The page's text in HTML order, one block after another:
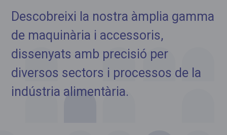
Descobreixi la nostra àmplia gamma
de maquinària i accessoris,
dissenyats amb precisió per
diversos sectors i processos de la
indústria alimentària.